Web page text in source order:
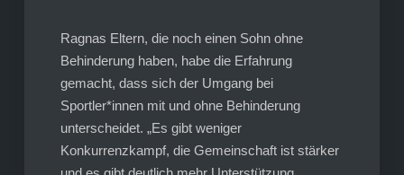
Ragnas Eltern, die noch einen Sohn ohne
Behinderung haben, habe die Erfahrung
gemacht, dass sich der Umgang bei
Sportler*innen mit und ohne Behinderung
unterscheidet. „Es gibt weniger
Konkurrenzkampf, die Gemeinschaft ist stärker